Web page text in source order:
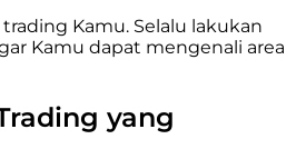
Kamu. Selalu lakukan
Kamu dapat mengenali area
yang